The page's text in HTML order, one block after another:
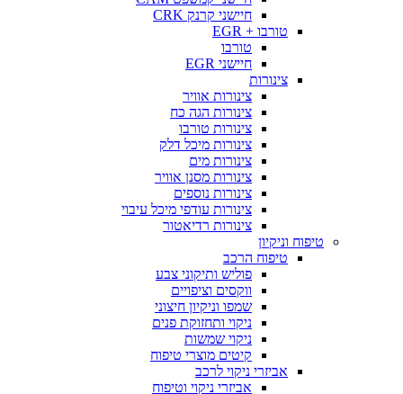
חיישני קרנק CRK
טורבו + EGR
טורבו
חיישני EGR
צינורות
צינורות אוויר
צינורות הגה כח
צינורות טורבו
צינורות מיכל דלק
צינורות מים
צינורות מסנן אוויר
צינורות נוספים
צינורות עודפי מיכל עיבוי
צינורות רדיאטור
טיפוח וניקיון
טיפוח הרכב
פוליש ותיקוני צבע
ווקסים וציפויים
שמפו וניקיון חיצוני
ניקוי ותחזוקת פנים
ניקוי שמשות
קיטים מוצרי טיפוח
אביזרי ניקוי לרכב
אביזרי ניקוי וטיפוח